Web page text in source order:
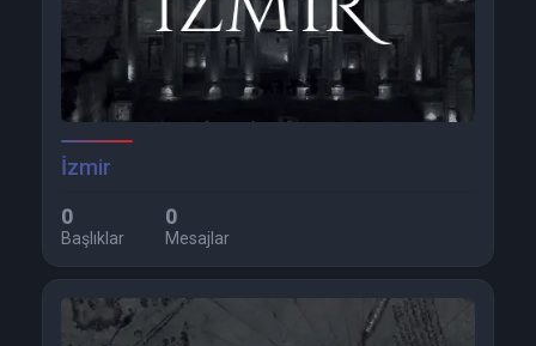
İzmir
0
Başlıklar
0
Mesajlar